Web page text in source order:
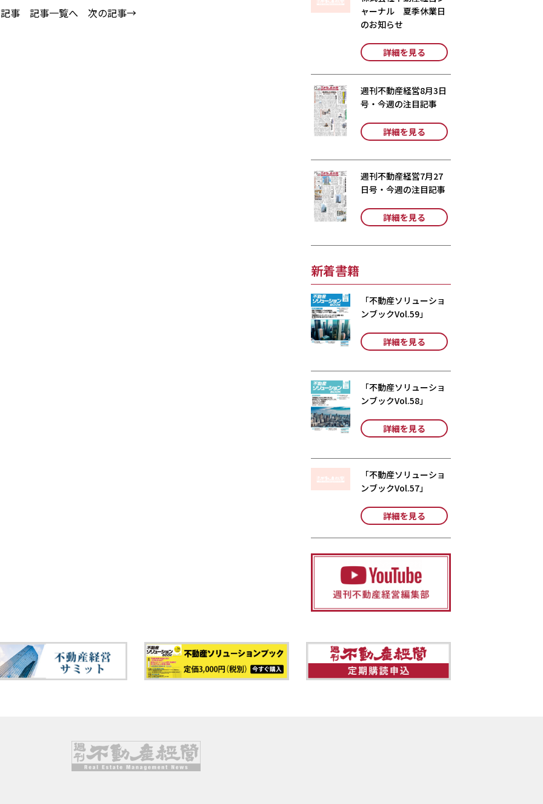
事 記事一覧へ 次の記事→
ャーナル 夏季休業日
のお知らせ
詳細を見る
週刊不動産経営8月3日
号・今週の注目記事
詳細を見る
週刊不動産経営7月27
日号・今週の注目記事
詳細を見る
新着書籍
「不動産ソリューショ
ンブックVol.59」
詳細を見る
「不動産ソリューショ
ンブックVol.58」
詳細を見る
「不動産ソリューショ
ンブックVol.57」
詳細を見る